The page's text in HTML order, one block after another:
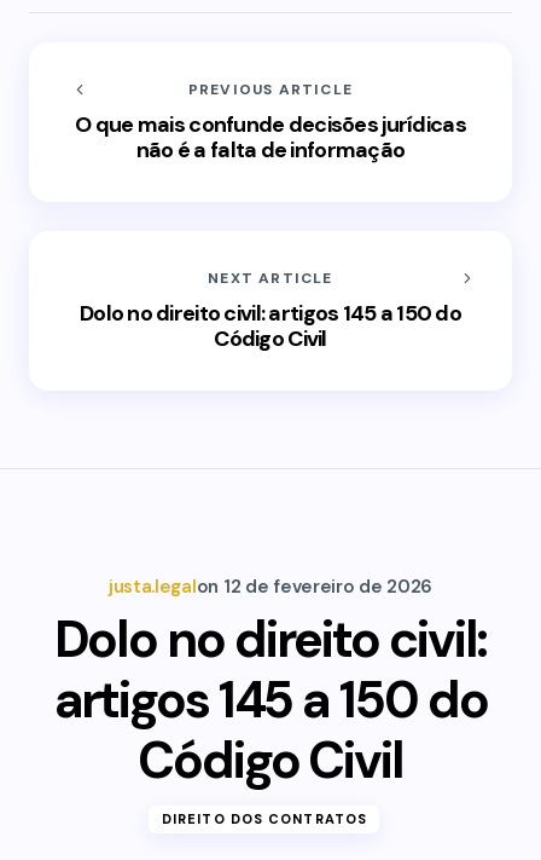
PREVIOUS ARTICLE
O que mais confunde decisões jurídicas
não é a falta de informação
NEXT ARTICLE
Dolo no direito civil: artigos 145 a 150 do
Código Civil
justa.legalon 12 de fevereiro de 2026
Dolo no direito civil:
artigos 145 a 150 do
Código Civil
DIREITO DOS CONTRATOS